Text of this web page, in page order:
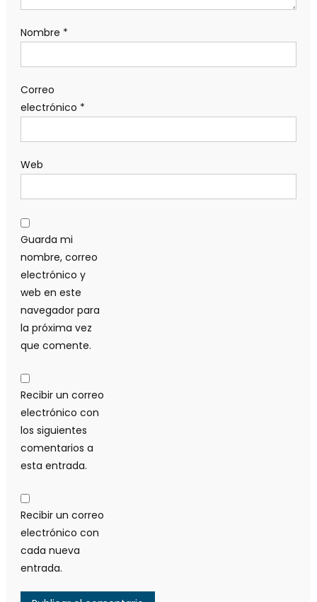
Nombre *
Correo
electrónico *
Web
Guarda mi
nombre, correo
electrónico y
web en este
navegador para
la próxima vez
que comente.
Recibir un correo
electrónico con
los siguientes
comentarios a
esta entrada.
Recibir un correo
electrónico con
cada nueva
entrada.